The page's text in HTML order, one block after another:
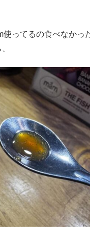
使ってるの食べなかっ